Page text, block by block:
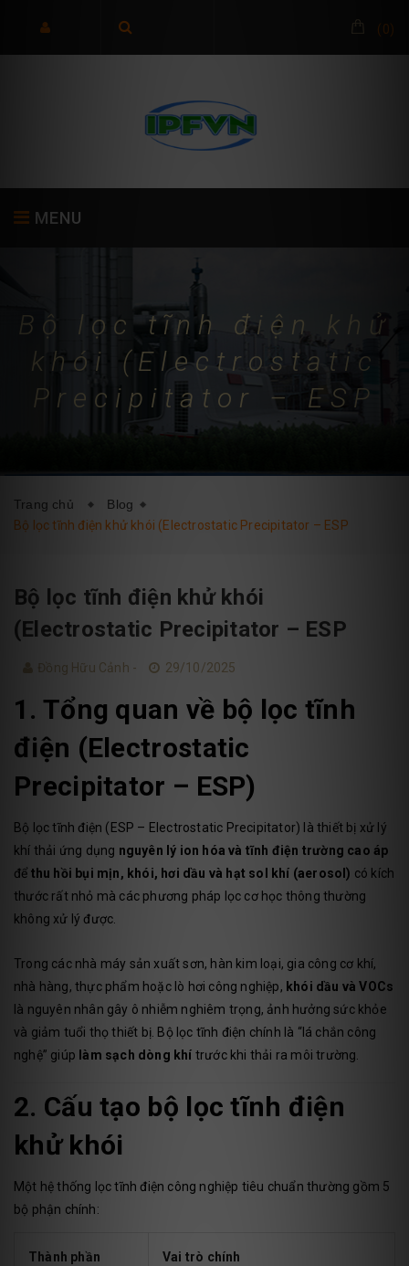
(0)
MENU
GIỚI THIỆU
BLOG LIÊN HỆ
Bộ lọc tĩnh điện khử
khói (Electrostatic
Precipitator – ESP
Trang chủ
Blog
Bộ lọc tĩnh điện khử khói (Electrostatic Precipitator – ESP
Bộ lọc tĩnh điện khử khói
(Electrostatic Precipitator – ESP
Đồng Hữu Cảnh - 29/10/2025
1. Tổng quan về bộ lọc tĩnh
điện (Electrostatic
Precipitator – ESP)
Bộ lọc tĩnh điện (ESP – Electrostatic Precipitator) là thiết bị xử lý
khí thải ứng dụng nguyên lý ion hóa và tĩnh điện trường cao áp
để thu hồi bụi mịn, khói, hơi dầu và hạt sol khí (aerosol) có kích
thước rất nhỏ mà các phương pháp lọc cơ học thông thường
không xử lý được.
Trong các nhà máy sản xuất sơn, hàn kim loại, gia công cơ khí,
nhà hàng, thực phẩm hoặc lò hơi công nghiệp, khói dầu và VOCs
là nguyên nhân gây ô nhiễm nghiêm trọng, ảnh hưởng sức khỏe
và giảm tuổi thọ thiết bị. Bộ lọc tĩnh điện chính là “lá chắn công
nghệ” giúp làm sạch dòng khí trước khi thải ra môi trường.
2. Cấu tạo bộ lọc tĩnh điện
khử khói
Một hệ thống lọc tĩnh điện công nghiệp tiêu chuẩn thường gồm 5
bộ phận chính:
Thành phần Vai trò chính